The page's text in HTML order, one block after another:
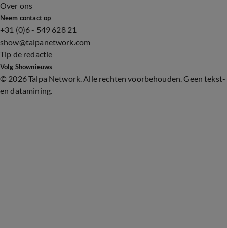
Over ons
Neem contact op
+31 (0)6 - 549 628 21
show@talpanetwork.com
Tip de redactie
Volg Shownieuws
© 2026 Talpa Network. Alle rechten voorbehouden. Geen tekst-
en datamining.